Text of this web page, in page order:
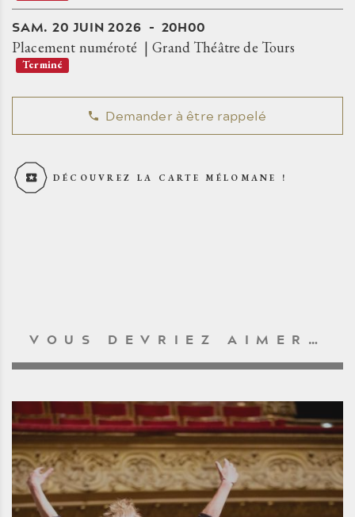
SAM. 20 JUIN 2026 20H00
Placement numéroté Grand Théâtre de Tours
Terminé
Demander à être rappelé
DÉCOUVREZ LA CARTE MÉLOMANE !
VOUS DEVRIEZ AIMER…